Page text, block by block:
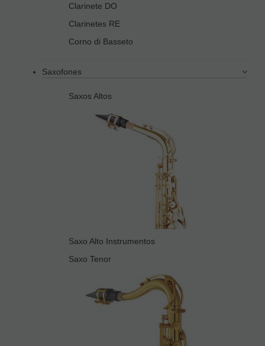
Clarinete DO
Clarinetes RE
Corno di Basseto
Saxofones
Saxos Altos
Saxo Alto Instrumentos
Saxo Tenor